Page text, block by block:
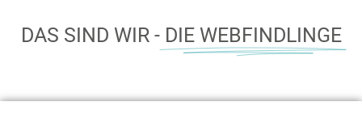
DAS SIND WIR - DIE WEBFINDLINGE